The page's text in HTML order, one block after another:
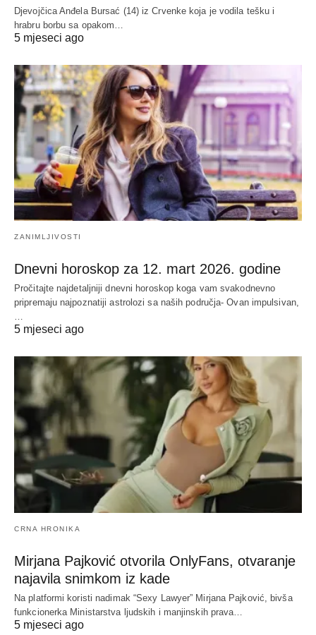
Djevojčica Anđela Bursać (14) iz Crvenke koja je vodila tešku i
hrabru borbu sa opakom…
5 mjeseci ago
ZANIMLJIVOSTI
Dnevni horoskop za 12. mart 2026. godine
Pročitajte najdetaljniji dnevni horoskop koga vam svakodnevno
pripremaju najpoznatiji astrolozi sa naših područja- Ovan impulsivan,
…
5 mjeseci ago
CRNA HRONIKA
Mirjana Pajković otvorila OnlyFans, otvaranje
najavila snimkom iz kade
Na platformi koristi nadimak “Sexy Lawyer” Mirjana Pajković, bivša
funkcionerka Ministarstva ljudskih i manjinskih prava…
5 mjeseci ago